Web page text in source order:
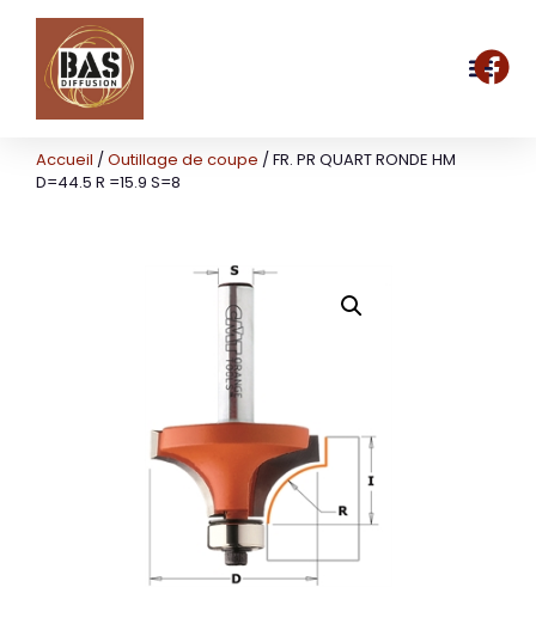
Accueil /Outillage de coupe / FR. PR QUART RONDE HM
D=44.5 R =15.9 S=8